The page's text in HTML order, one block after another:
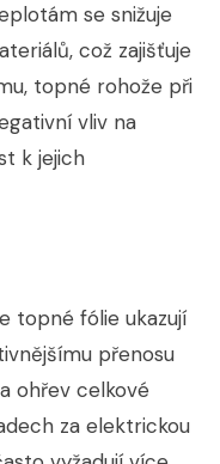
se snižuje
což zajišťuje
topné rohože při
vliv na
k jejich
topné fólie ukazují
přenosu
ohřev celkové
za elektrickou